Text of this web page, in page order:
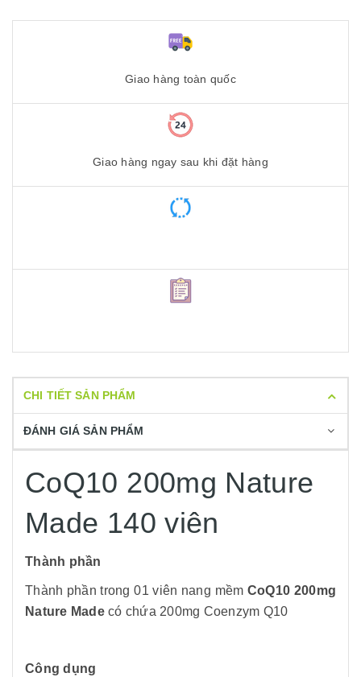
Giao hàng toàn quốc
Giao hàng ngay sau khi đặt hàng
CHI TIẾT SẢN PHẨM
ĐÁNH GIÁ SẢN PHẨM
CoQ10 200mg Nature
Made 140 viên
Thành phần
Thành phần trong 01 viên nang mềm CoQ10 200mg
Nature Madecó chứa 200mg Coenzym Q10
Công dụng